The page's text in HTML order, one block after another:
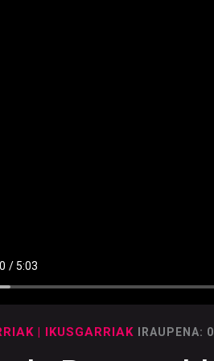
| IKUSGARRIAK IRAUPENA: